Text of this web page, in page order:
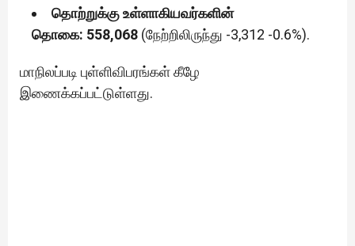
தொற்றுக்கு உள்ளாகியவர்களின்
தொகை: 558,068 (நேற்றிலிருந்து -3,312 -0.6%).
மாநிலப்படி புள்ளிவிபரங்கள் கீழே
இணைக்கப்பட்டுள்ளது.